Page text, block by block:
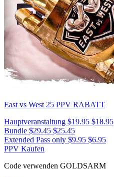
East vs West 25 PPV RABATT
Hauptveranstaltung $19.95 $18.95
Bundle $29.45 $25.45
Extended Pass only $9.95 $6.95
PPV Kaufen
Code verwenden GOLDSARM